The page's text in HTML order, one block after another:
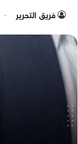
فريق التحرير